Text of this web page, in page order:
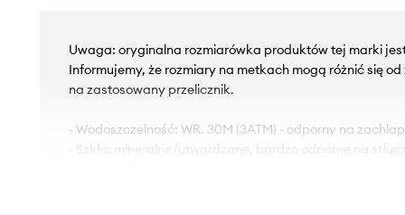
Uwaga: oryginalna rozmiarówka produktów tej marki
Informujemy, że rozmiary na metkach mogą różnić się
na zastosowany przelicznik.
- Wodoszczelność: WR. 30M (3ATM) - odporny na
- Szkło: mineralne (utwardzane, bardzo odporne na